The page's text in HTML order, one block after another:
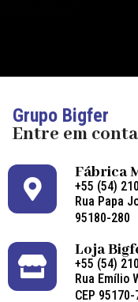
Grupo Bigfer
Entre em
Fábrica
+55 (54)
Rua Papa
95180-280
Loja
+55 (54)
Rua Emílio
CEP 95170-